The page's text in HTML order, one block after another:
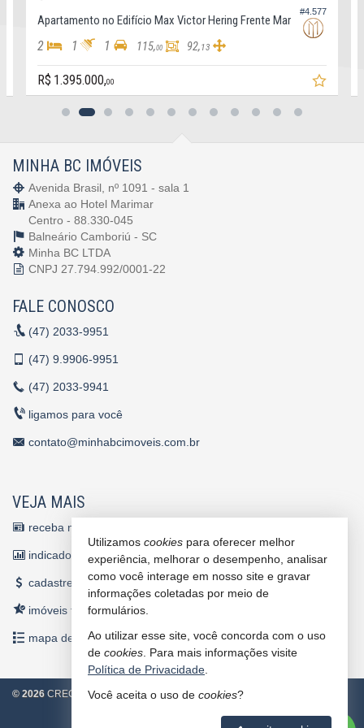
#4.577
Apartamento no Edifício Max Victor Hering Frente Mar
2 1 1 115,00 92,13
R$ 1.395.000,00
MINHA BC IMÓVEIS
Avenida Brasil, nº 1091 - sala 1
Anexa ao Hotel Marimar
Centro - 88.330-045
Balneário Camboriú - SC
Minha BC LTDA
CNPJ 27.794.992/0001-22
FALE CONOSCO
(47) 2033-9951
(47) 9.9906-9951
(47) 2033-9941
ligamos para você
contato@minhabcimoveis.com.br
VEJA MAIS
receba nosso newsletter
indicadores financeiros
cadastre seu imóvel
imóveis favoritos
mapa de imóveis
© 2026 CRECI/SC 4860 J Política de Privacidade
2
Utilizamos cookies para oferecer melhor
experiência, melhorar o desempenho, analisar
como você interage em nosso site e gravar
informações coletadas por meio de
formulários.
Ao utilizar esse site, você concorda com o uso
de cookies . Para mais informações visite
Política de Privacidade
Você aceita o uso de cookies?